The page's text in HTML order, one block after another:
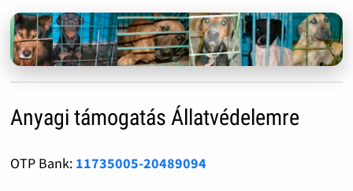
Anyagi támogatás Állatvédelemre
OTP Bank: 11735005-20489094